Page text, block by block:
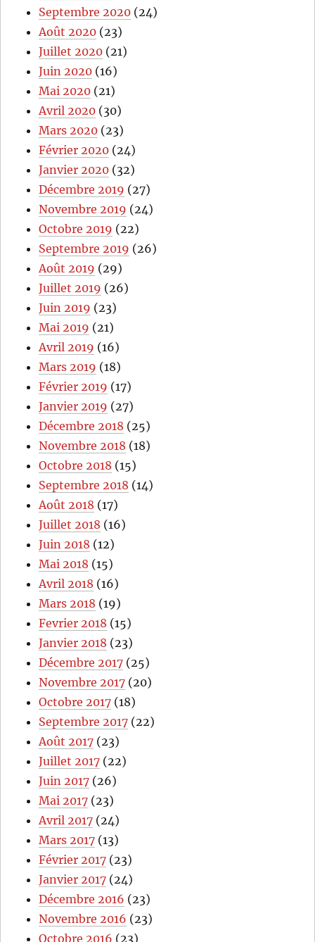
Septembre 2020 (24)
Août 2020 (23)
Juillet 2020 (21)
Juin 2020 (16)
Mai 2020 (21)
Avril 2020 (30)
Mars 2020 (23)
Février 2020 (24)
Janvier 2020 (32)
Décembre 2019 (27)
Novembre 2019 (24)
Octobre 2019 (22)
Septembre 2019 (26)
Août 2019 (29)
Juillet 2019 (26)
Juin 2019 (23)
Mai 2019 (21)
Avril 2019 (16)
Mars 2019 (18)
Février 2019 (17)
Janvier 2019 (27)
Décembre 2018 (25)
Novembre 2018 (18)
Octobre 2018 (15)
Septembre 2018 (14)
Août 2018 (17)
Juillet 2018 (16)
Juin 2018 (12)
Mai 2018 (15)
Avril 2018 (16)
Mars 2018 (19)
Fevrier 2018 (15)
Janvier 2018 (23)
Décembre 2017 (25)
Novembre 2017 (20)
Octobre 2017 (18)
Septembre 2017 (22)
Août 2017 (23)
Juillet 2017 (22)
Juin 2017 (26)
Mai 2017 (23)
Avril 2017 (24)
Mars 2017 (13)
Février 2017 (23)
Janvier 2017 (24)
Décembre 2016 (23)
Novembre 2016 (23)
Octobre 2016 (23)